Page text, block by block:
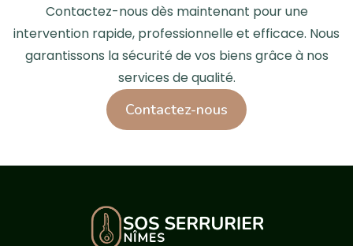
Contactez-nous dès maintenant pour une
intervention rapide, professionnelle et efficace. Nous
garantissons la sécurité de vos biens grâce à nos
services de qualité.
Contactez-nous